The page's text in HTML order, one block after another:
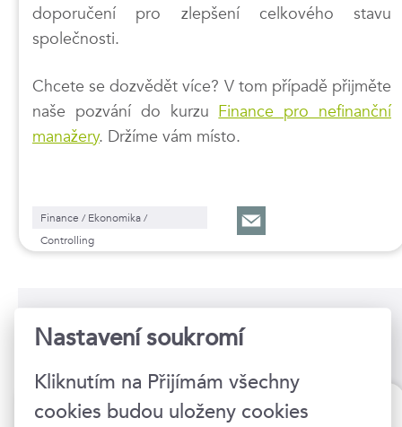
doporučení pro zlepšení celkového stavu
společnosti.
Chcete se dozvědět více? V tom případě přijměte
naše pozvání do kurzu Finance pro nefinanční
manažery. Držíme vám místo.
Finance / Ekonomika /
Controlling
Kurzy na toto téma
Finance pro nefinanční manažery
Nastavení soukromí
Kliknutím na Přijímám všechny
cookies budou uloženy cookies